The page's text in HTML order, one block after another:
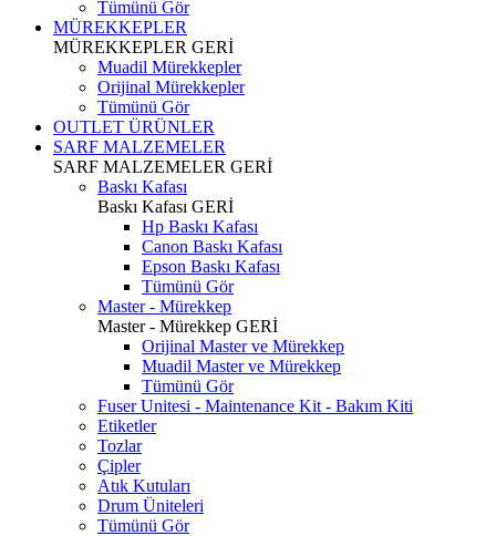
Tümünü Gör
MÜREKKEPLER
MÜREKKEPLER GERİ
Muadil Mürekkepler
Orijinal Mürekkepler
Tümünü Gör
OUTLET ÜRÜNLER
SARF MALZEMELER
SARF MALZEMELER GERİ
Baskı Kafası
Baskı Kafası GERİ
Hp Baskı Kafası
Canon Baskı Kafası
Epson Baskı Kafası
Tümünü Gör
Master - Mürekkep
Master - Mürekkep GERİ
Orijinal Master ve Mürekkep
Muadil Master ve Mürekkep
Tümünü Gör
Fuser Unitesi - Maintenance Kit - Bakım Kiti
Etiketler
Tozlar
Çipler
Atık Kutuları
Drum Üniteleri
Tümünü Gör